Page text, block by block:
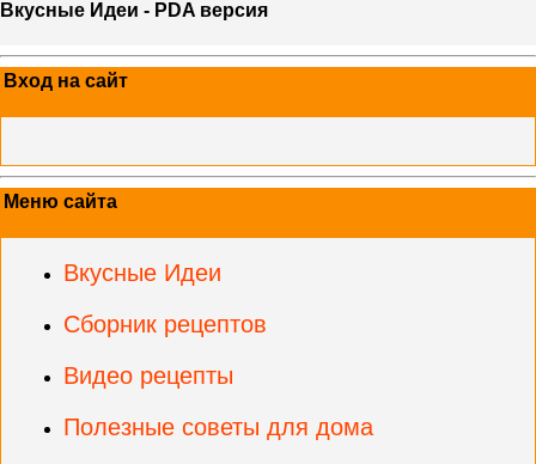
Вкусные Идеи - PDA версия
Вход на сайт
Меню сайта
Вкусные Идеи
Сборник рецептов
Видео рецепты
Полезные советы для дома